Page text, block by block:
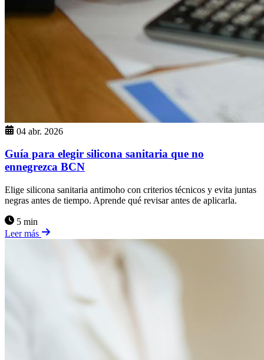
04 abr. 2026
Guía para elegir silicona sanitaria que no
ennegrezca BCN
Elige silicona sanitaria antimoho con criterios técnicos y evita juntas
negras antes de tiempo. Aprende qué revisar antes de aplicarla.
5 min
Leer más